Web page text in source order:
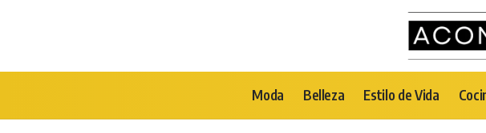
Moda Belleza Estilo de Vida